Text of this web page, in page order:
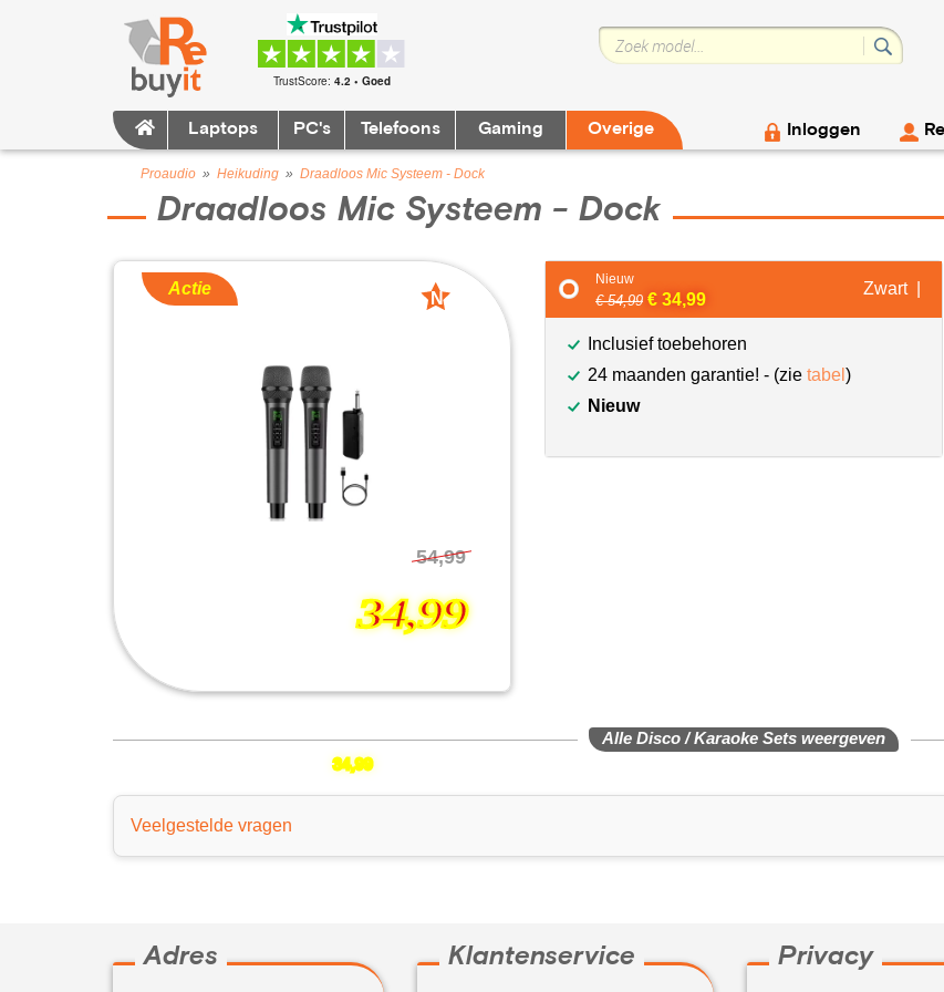
TrustScore: 4.2 • Goed
Laptops PC's Telefoons Gaming Overige Inloggen
Proaudio » Heikuding » Draadloos Mic Systeem - Dock
Draadloos Mic Systeem - Dock
Actie
54,99
34,99
N
Nieuw
€ 54,99 € 34,99
Zwart |
Inclusief toebehoren
24 maanden garantie! - (zie tabel )
Nieuw
Alle Disco / Karaoke Sets weergeven
34,99
Veelgestelde vragen
Adres Klantenservice Privacy